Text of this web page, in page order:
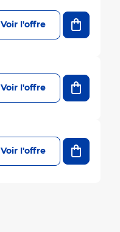
Voir l'offre
Ajouter
Voir l'offre
Ajouter
Voir l'offre
Ajouter